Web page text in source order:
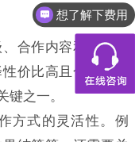
合作内容和合作方
价比高且合作方式
键之一。
方式的灵活性。例
想了解下费用
都有什么服务